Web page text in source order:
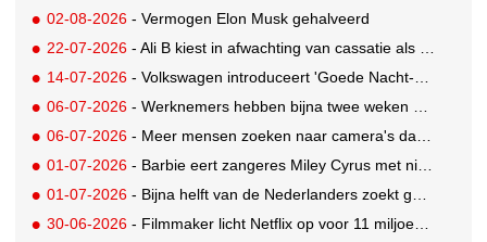
02-08-2026 - Vermogen Elon Musk gehalveerd
22-07-2026 - Ali B kiest in afwachting van cassatie als spreker voor een nieuw podium
14-07-2026 - Volkswagen introduceert 'Goede Nacht-pakket' waarmee auto flexibele slaapruimte met airco wordt
06-07-2026 - Werknemers hebben bijna twee weken nodig om volledig op te laden
06-07-2026 - Meer mensen zoeken naar camera's dankzij tv-programma Het Perfecte Plaatje
01-07-2026 - Barbie eert zangeres Miley Cyrus met nieuwe Signature Collector pop
01-07-2026 - Bijna helft van de Nederlanders zoekt goedkopere vakantie
30-06-2026 - Filmmaker licht Netflix op voor 11 miljoen dollar; 2,5 jaar celstraf